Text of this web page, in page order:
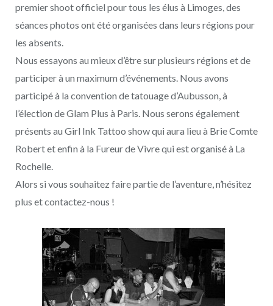
premier shoot officiel pour tous les élus à Limoges, des
séances photos ont été organisées dans leurs régions pour
les absents.
Nous essayons au mieux d’être sur plusieurs régions et de
participer à un maximum d’événements. Nous avons
participé à la convention de tatouage d’Aubusson, à
l’élection de Glam Plus à Paris. Nous serons également
présents au Girl Ink Tattoo show qui aura lieu à Brie Comte
Robert et enfin à la Fureur de Vivre qui est organisé à La
Rochelle.
Alors si vous souhaitez faire partie de l’aventure, n’hésitez
plus et contactez-nous !